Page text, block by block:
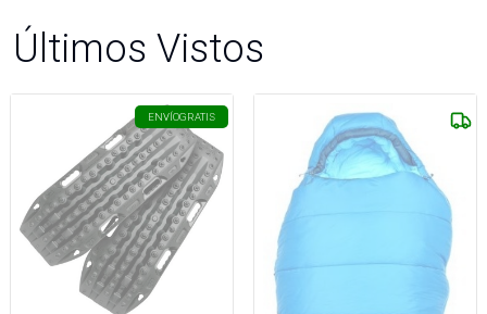
Últimos Vistos
ENVÍOGRATIS